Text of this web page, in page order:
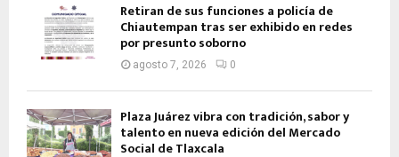
Retiran de sus funciones a policía de
Chiautempan tras ser exhibido en redes
por presunto soborno
agosto 7, 2026 0
Plaza Juárez vibra con tradición, sabor y
talento en nueva edición del Mercado
Social de Tlaxcala